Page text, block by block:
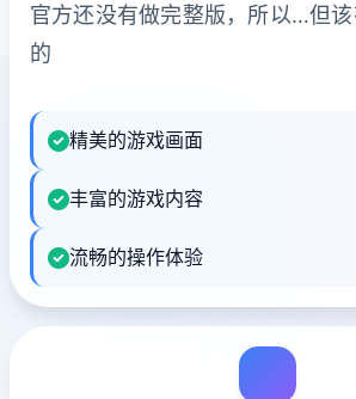
官方还没有做完整版，所以…但
的
精美的游戏画面
丰富的游戏内容
流畅的操作体验